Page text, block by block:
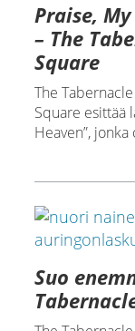
Praise,
– The
Square
The
Square esittää
Heaven”,
Suo